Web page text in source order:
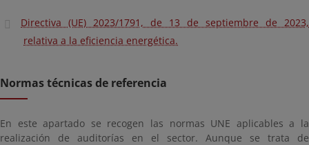
Directiva (UE) 2023/1791, de 13 de septiembre de 2023,
relativa a la eficiencia energética.
Normas técnicas de referencia
En este apartado se recogen las normas UNE aplicables a la
realización de auditorías en el sector. Aunque se trata de